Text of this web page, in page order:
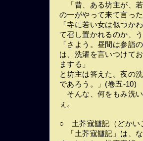
「昔、ある坊主が、
の一がやって来て言っ
「寺に若い女は似つか
て召し置かれるのか、
「さよう。昼間は参詣
は、洗濯を言いつけて
まする」
と坊主は答えた。夜の
であろう。」(卷五-10)
そんな、何をもみ洗
ぇ。
○ 土芥寇讎記（どかい
「土芥寇讎記」は、